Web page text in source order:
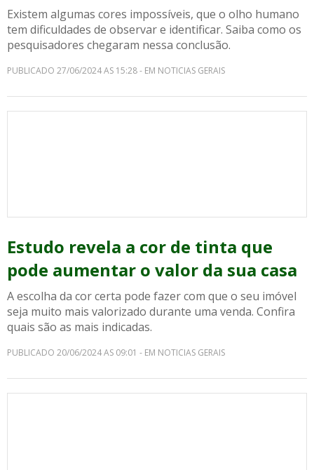
Existem algumas cores impossíveis, que o olho humano
tem dificuldades de observar e identificar. Saiba como os
pesquisadores chegaram nessa conclusão.
PUBLICADO 27/06/2024 AS 15:28 - EM NOTICIAS GERAIS
Estudo revela a cor de tinta que
pode aumentar o valor da sua casa
A escolha da cor certa pode fazer com que o seu imóvel
seja muito mais valorizado durante uma venda. Confira
quais são as mais indicadas.
PUBLICADO 20/06/2024 AS 09:01 - EM NOTICIAS GERAIS